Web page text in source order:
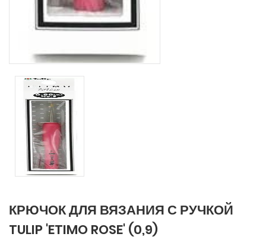
КРЮЧОК ДЛЯ ВЯЗАНИЯ С РУЧКОЙ
TULIP 'ETIMO ROSE' (0,9)